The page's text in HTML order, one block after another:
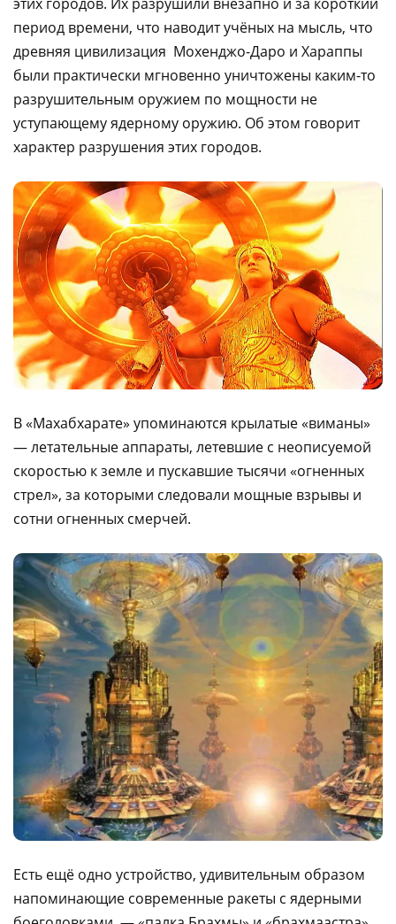
период времени, что наводит учёных на мысль, что
древняя цивилизация Мохенджо-Даро и Хараппы
были практически мгновенно уничтожены каким-то
разрушительным оружием по мощности не
уступающему ядерному оружию. Об этом говорит
характер разрушения этих городов.
В «Махабхарате» упоминаются крылатые «виманы»
— летательные аппараты, летевшие с неописуемой
скоростью к земле и пускавшие тысячи «огненных
стрел», за которыми следовали мощные взрывы и
сотни огненных смерчей.
Есть ещё одно устройство, удивительным образом
напоминающие современные ракеты с ядерными